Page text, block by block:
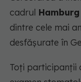
cadrul
dintre cele mai
desfășurate în
Toți participanții